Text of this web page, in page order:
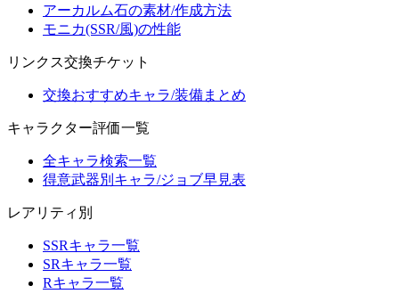
アーカルム石の素材/作成方法
モニカ(SSR/風)の性能
リンクス交換チケット
交換おすすめキャラ/装備まとめ
キャラクター評価一覧
全キャラ検索一覧
得意武器別キャラ/ジョブ早見表
レアリティ別
SSRキャラ一覧
SRキャラ一覧
Rキャラ一覧